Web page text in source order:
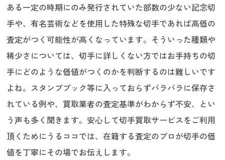
ある一定の時期にのみ発行されていた部数の少ない記念切
手や、有名芸術などを使用した特殊な切手であれば高価の
査定がつく可能性が高くなっています。そういった種類や
稀少さについては、切手に詳しくない方ではお手持ちの切
手にどのような価値がつくのかを判断するのは難しいです
よね。スタンプブック等に入っておらずバラバラに保存さ
れている例や、買取業者の査定基準がわからず不安、とい
う声も多く聞きます。安心して切手買取サービスをご利用
頂くためにうるココでは、在籍する査定のプロが切手の価
値を丁寧にその場でお伝えします。